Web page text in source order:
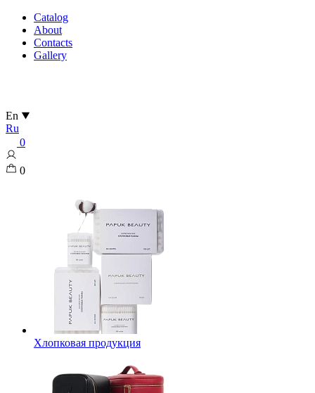
Catalog
About
Contacts
Gallery
En
Ru
0
0
Хлопковая продукция